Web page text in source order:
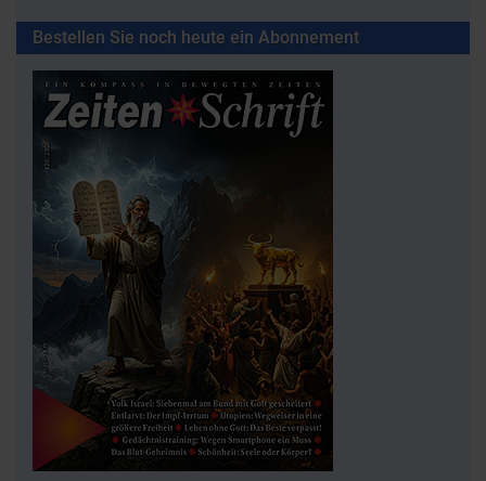
Bestellen Sie noch heute ein Abonnement